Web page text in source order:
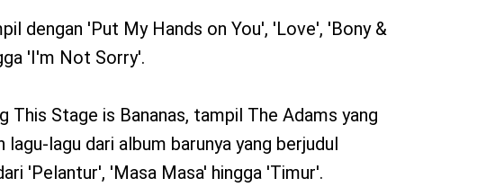
dengan 'Put My Hands on You', 'Love', 'Bony &
'I'm Not Sorry'.
This Stage is Bananas, tampil The Adams yang
lagu-lagu dari album barunya yang berjudul
'Pelantur', 'Masa Masa' hingga 'Timur'.